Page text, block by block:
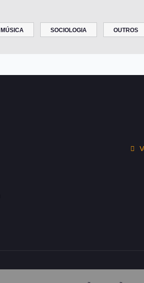
MÚSICA SOCIOLOGIA OUTROS